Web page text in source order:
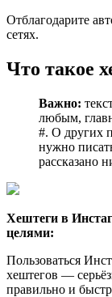
Отблагодарите
сетях.
Что такое
Важно:
любым,
#. О других
нужно
рассказано
Хештеги в
целями:
Пользоваться
хештегов —
правильно и